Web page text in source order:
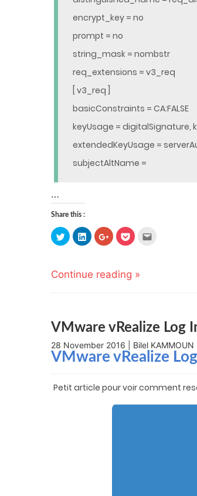
encrypt_key = no
prompt = no
string_mask = nombstr
req_extensions = v3_req
[ v3_req ]
basicConstraints = CA:FALSE
keyUsage = digitalSignature,
extendedKeyUsage =
subjectAltName =
…
Share this :
Click
to
share
(Opens
in
window)
Click
to
share
in
window)
Click
to
share
(Opens
in
window)
Click
to
in
window)
in
Continue reading »
VMware vRealize Log
28 November 2016 | Bilel KAMMOUN |
VMware vRealize
Petit article pour voir comment